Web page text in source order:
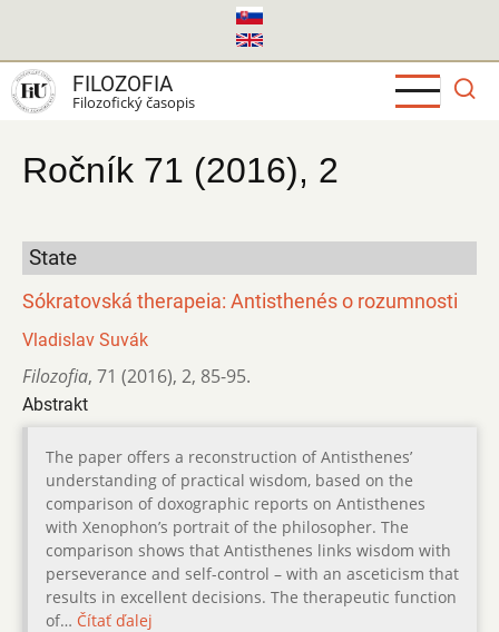
hlavný
obsah
FILOZOFIA
Filozofický časopis
Ročník 71 (2016), 2
State
Sókratovská therapeia: Antisthenés o rozumnosti
Vladislav Suvák
Filozofia, 71 (2016), 2, 85-95.
Abstrakt
The paper offers a reconstruction of Antisthenes’
understanding of practical wisdom, based on the
comparison of doxographic reports on Antisthenes
with Xenophon’s portrait of the philosopher. The
comparison shows that Antisthenes links wisdom with
perseverance and self-control – with an asceticism that
results in excellent decisions. The therapeutic function
of… Čítať ďalej